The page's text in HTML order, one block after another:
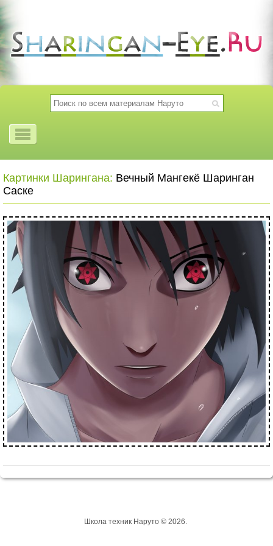
Картинки Шарингана: Вечный Мангекё Шаринган
Саске
Школа техник Наруто © 2026.